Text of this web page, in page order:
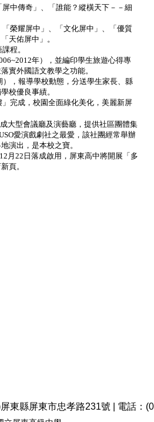
中傳奇」、「誰能？縱橫天下－－細
榮耀屏中」、「文化屏中」、「優質
天佑屏中」。
程。
年），並編印學生旅遊心得專
實外國語文教學之功能。
），報導學校動態，分送學生家長、縣
校優良事績。
完成，校園全面綠化美化，美麗新屏
大型會議廳及演藝廳，提供社區團體集
愛演戲劇社之最愛，該社團經常舉辦
演出，是本校之寶。
12 月22 日落成啟用，屏東高中將開展「多
頁。
東縣屏東市忠孝路231號 | 電話：